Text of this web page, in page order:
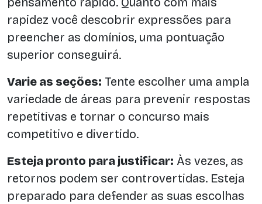
rapidez você descobrir expressões para
preencher as domínios, uma pontuação
superior conseguirá.
Varie as seções: Tente escolher uma ampla
variedade de áreas para prevenir respostas
repetitivas e tornar o concurso mais
competitivo e divertido.
Esteja pronto para justificar: Às vezes, as
retornos podem ser controvertidas. Esteja
preparado para defender as suas escolhas